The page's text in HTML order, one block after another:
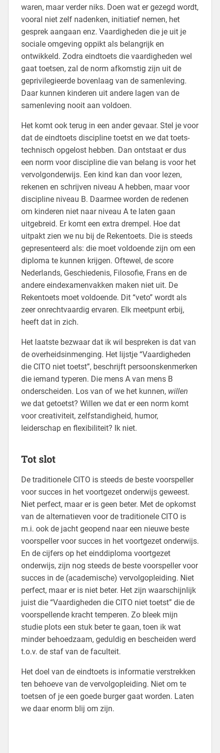
waren, maar verder niks. Doen wat er gezegd wordt,
vooral niet zelf nadenken, initiatief nemen, het
gesprek aangaan enz. Vaardigheden die je uit je
sociale omgeving oppikt als belangrijk en
ontwikkeld. Zodra eindtoets die vaardigheden wel
gaat toetsen, zal de norm afkomstig zijn uit de
geprivilegieerde bovenlaag van de samenleving.
Daar kunnen kinderen uit andere lagen van de
samenleving nooit aan voldoen.
Het komt ook terug in een ander gevaar. Stel je voor
dat de eindtoets discipline toetst en we dat toets-
technisch opgelost hebben. Dan ontstaat er dus
een norm voor discipline die van belang is voor het
vervolgonderwijs. Een kind kan dan voor lezen,
rekenen en schrijven niveau A hebben, maar voor
discipline niveau B. Daarmee worden de redenen
om kinderen niet naar niveau A te laten gaan
uitgebreid. Er komt een extra drempel. Hoe dat
uitpakt zien we nu bij de Rekentoets. Die is steeds
gepresenteerd als: die moet voldoende zijn om een
diploma te kunnen krijgen. Oftewel, de score
Nederlands, Geschiedenis, Filosofie, Frans en de
andere eindexamenvakken maken niet uit. De
Rekentoets moet voldoende. Dit “veto” wordt als
zeer onrechtvaardig ervaren. Elk meetpunt erbij,
heeft dat in zich.
Het laatste bezwaar dat ik wil bespreken is dat van
de overheidsinmenging. Het lijstje “Vaardigheden
die CITO niet toetst”, beschrijft persoonskenmerken
die iemand typeren. Die mens A van mens B
onderscheiden. Los van of we het kunnen, willen
we dat getoetst? Willen we dat er een norm komt
voor creativiteit, zelfstandigheid, humor,
leiderschap en flexibiliteit? Ik niet.
Tot slot
De traditionele CITO is steeds de beste voorspeller
voor succes in het voortgezet onderwijs geweest.
Niet perfect, maar er is geen beter. Met de opkomst
van de alternatieven voor de traditionele CITO is
m.i. ook de jacht geopend naar een nieuwe beste
voorspeller voor succes in het voortgezet onderwijs.
En de cijfers op het einddiploma voortgezet
onderwijs, zijn nog steeds de beste voorspeller voor
succes in de (academische) vervolgopleiding. Niet
perfect, maar er is niet beter. Het zijn waarschijnlijk
juist die “Vaardigheden die CITO niet toetst” die de
voorspellende kracht temperen. Zo bleek mijn
studie plots een stuk beter te gaan, toen ik wat
minder behoedzaam, geduldig en bescheiden werd
t.o.v. de staf van de faculteit.
Het doel van de eindtoets is informatie verstrekken
ten behoeve van de vervolgopleiding. Niet om te
toetsen of je een goede burger gaat worden. Laten
we daar enorm blij om zijn.